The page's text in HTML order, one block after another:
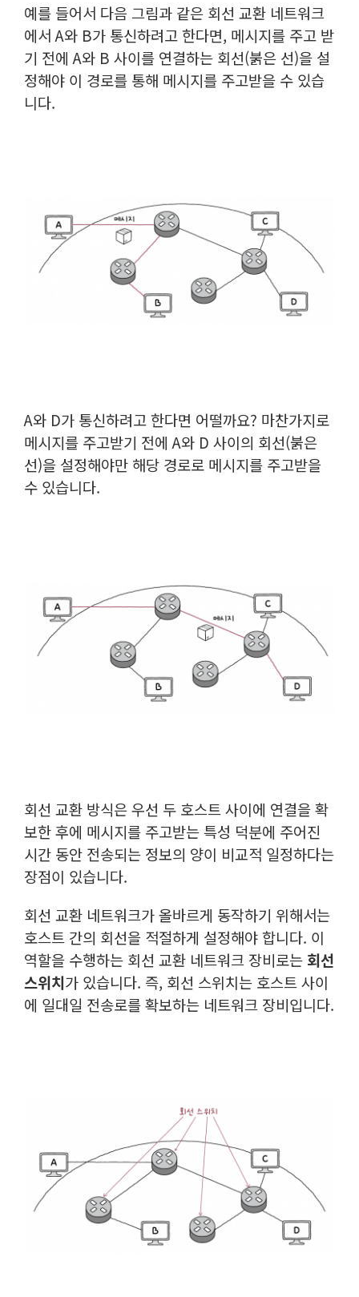
예를 들어서 다음 그림과 같은 회선 교환 네트워크
에서 A와 B가 통신하려고 한다면, 메시지를 주고 받
기 전에 A와 B 사이를 연결하는 회선(붉은 선)을 설
정해야 이 경로를 통해 메시지를 주고받을 수 있습
니다.
A와 D가 통신하려고 한다면 어떨까요? 마찬가지로
메시지를 주고받기 전에 A와 D 사이의 회선(붉은
선)을 설정해야만 해당 경로로 메시지를 주고받을
수 있습니다.
회선 교환 방식은 우선 두 호스트 사이에 연결을 확
보한 후에 메시지를 주고받는 특성 덕분에 주어진
시간 동안 전송되는 정보의 양이 비교적 일정하다는
장점이 있습니다.
회선 교환 네트워크가 올바르게 동작하기 위해서는
호스트 간의 회선을 적절하게 설정해야 합니다. 이
역할을 수행하는 회선 교환 네트워크 장비로는 회선
스위치가 있습니다. 즉, 회선 스위치는 호스트 사이
에 일대일 전송로를 확보하는 네트워크 장비입니다.